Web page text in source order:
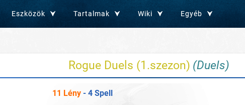
Eszközök Tartalmak Wiki Egyéb
Rogue Duels (1.szezon) (Duels)
11 Lény - 4 Spell